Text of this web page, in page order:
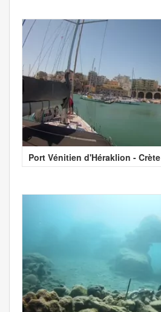
Port Vénitien d'Héraklion - Crète